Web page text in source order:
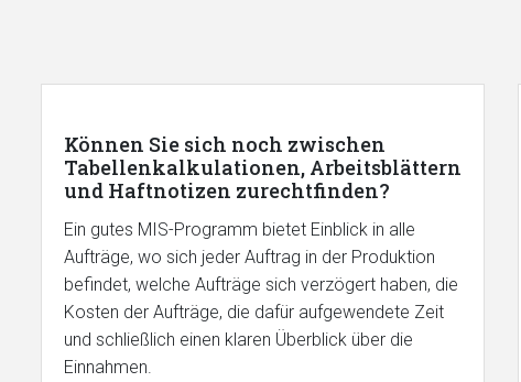
Können Sie sich noch zwischen
Tabellenkalkulationen, Arbeitsblättern
und Haftnotizen zurechtfinden?
Ein gutes MIS-Programm bietet Einblick in alle
Aufträge, wo sich jeder Auftrag in der Produktion
befindet, welche Aufträge sich verzögert haben, die
Kosten der Aufträge, die dafür aufgewendete Zeit
und schließlich einen klaren Überblick über die
Einnahmen.